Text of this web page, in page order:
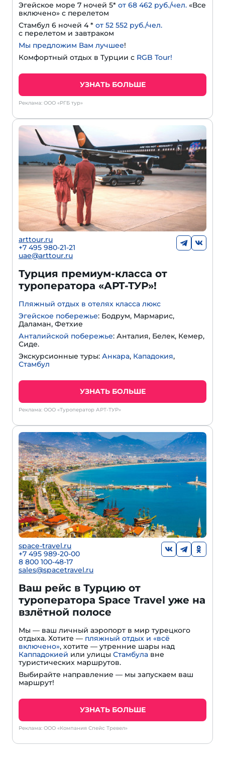
Эгейское море 7 ночей 5* от 68 462 руб./чел. «Все
включено» с перелетом
Стамбул 6 ночей 4 * от 52 552 руб./чел.
с перелетом и завтраком
Мы предложим Вам лучшее!
Комфортный отдых в Турции с RGB Tour!
УЗНАТЬ БОЛЬШЕ
Реклама: ООО «РГБ тур»
arttour.ru
+7 495 980-21-21
uae@arttour.ru
Турция премиум-класса от
туроператора «АРТ-ТУР»!
Пляжный отдых в отелях класса люкс
Эгейское побережье: Бодрум, Мармарис,
Даламан, Фетхие
Анталийской побережье: Анталия, Белек, Кемер,
Сиде.
Экскурсионные туры: Анкара, Кападокия,
Стамбул
УЗНАТЬ БОЛЬШЕ
Реклама: ООО «Туроператор АРТ-ТУР»
space-travel.ru
+7 495 989-20-00
8 800 100-48-17
sales@spacetravel.ru
Ваш рейс в Турцию от
туроператора Space Travel уже на
взлётной полосе
Мы — ваш личный аэропорт в мир турецкого
отдыха. Хотите — пляжный отдых и «всё
включено», хотите — утренние шары над
Каппадокией или улицы Стамбула вне
туристических маршрутов.
Выбирайте направление — мы запускаем ваш
маршрут!
УЗНАТЬ БОЛЬШЕ
Реклама: ООО «Компания Спейс Тревел»